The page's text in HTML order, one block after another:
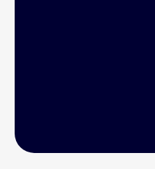
descrizione dal sito!